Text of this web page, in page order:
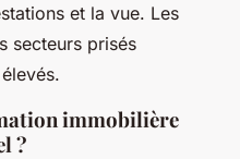
et la vue. Les
secteurs prisés
immobilière
?